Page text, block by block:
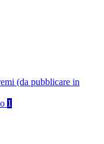
(da pubblicare in
1